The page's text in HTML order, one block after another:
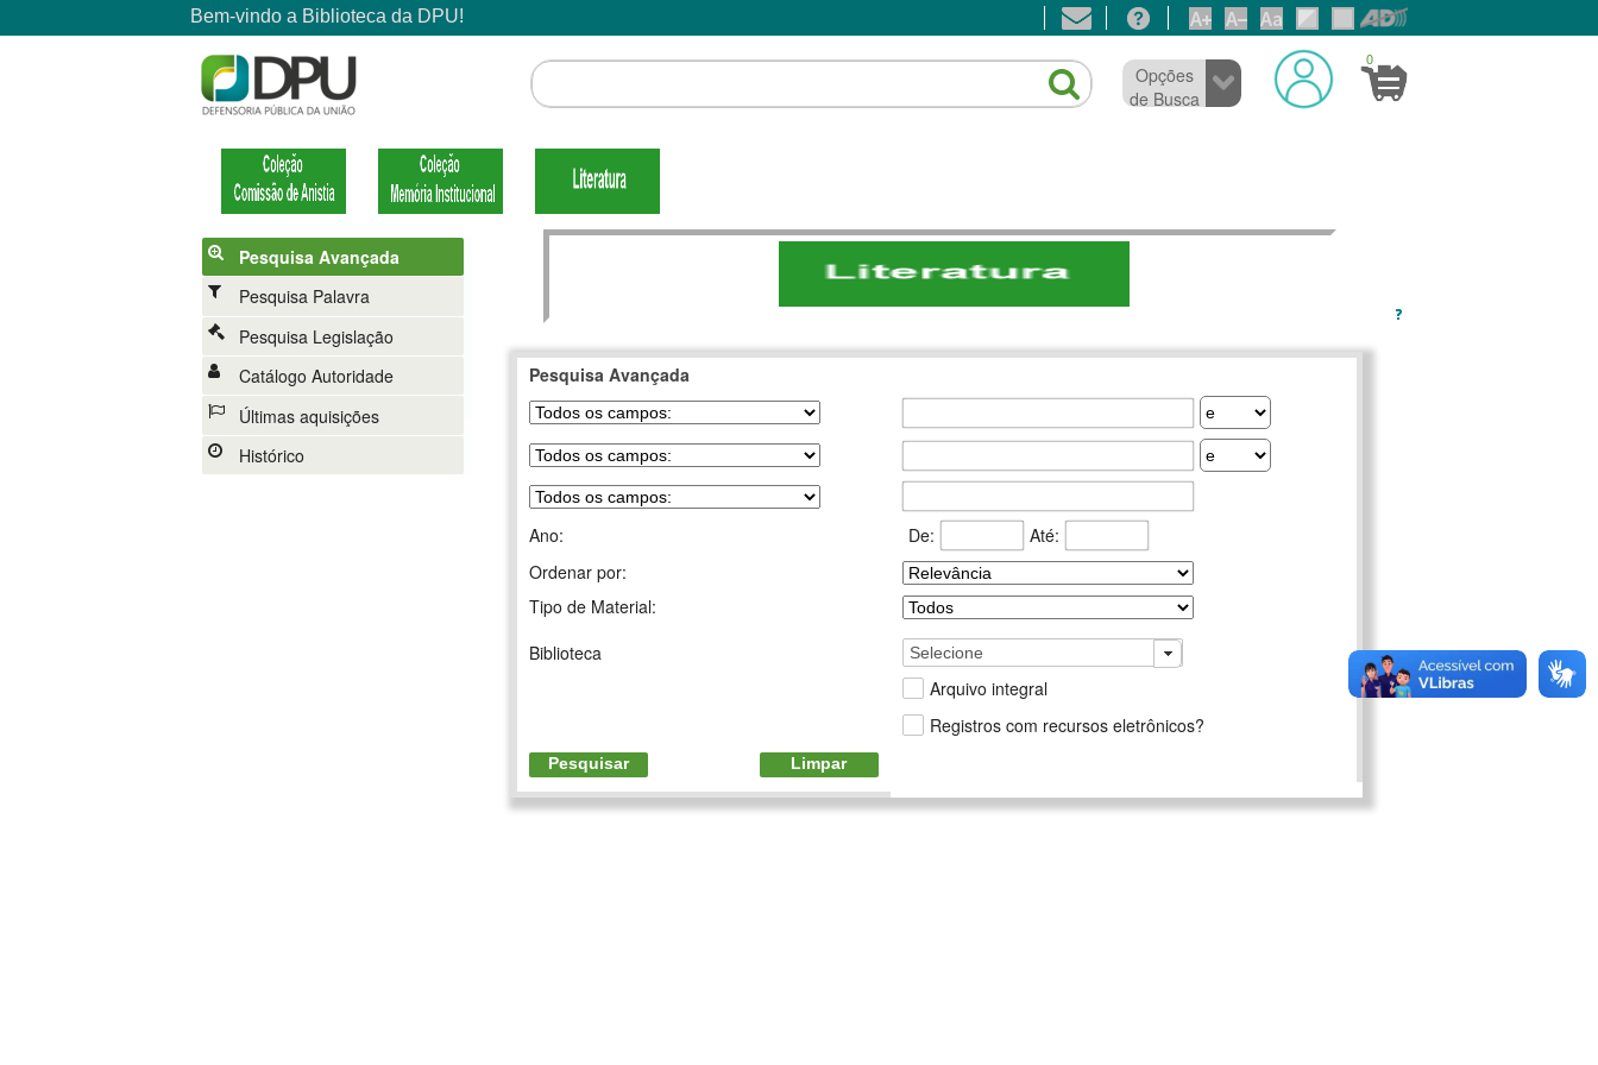
0
Opções
de Busca
Pesquisa Avançada
Pesquisa Palavra
Pesquisa Legislação
Catálogo Autoridade
Últimas aquisições
Histórico
Pesquisa Avançada
Ano: De:
Até:
Ordenar por:
Tipo de Material:
Biblioteca
Selecione
Arquivo integral
Registros com recursos eletrônicos?
Pesquisar Limpar